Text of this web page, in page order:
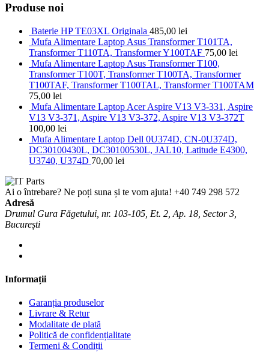
Produse noi
Baterie HP TE03XL Originala 485,00 lei
Mufa Alimentare Laptop Asus Transformer T101TA,
Transformer T110TA, Transformer Y100TAF 75,00 lei
Mufa Alimentare Laptop Asus Transformer T100,
Transformer T100T, Transformer T100TA, Transformer
T100TAF, Transformer T100TAL, Transformer T100TAM
75,00 lei
Mufa Alimentare Laptop Acer Aspire V13 V3-331, Aspire
V13 V3-371, Aspire V13 V3-372, Aspire V13 V3-372T
100,00 lei
Mufa Alimentare Laptop Dell 0U374D, CN-0U374D,
DC30100430L, DC30100530L, JAL10, Latitude E4300,
U3740, U374D 70,00 lei
Ai o întrebare? Ne poți suna și te vom ajuta! +40 749 298 572
Adresă
Drumul Gura Făgetului, nr. 103-105, Et. 2, Ap. 18, Sector 3,
București
Informații
Garanția produselor
Livrare & Retur
Modalitate de plată
Politică de confidențialitate
Termeni & Condiții